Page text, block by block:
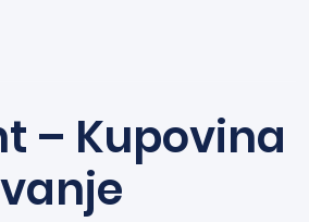
– Kupovina